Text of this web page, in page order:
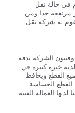
في حالة نقل
مرتفعه جدا ومن
به شركة نقل
الشركة بدقة
خبرة كبيرة في
القطع ويحافظ
الحساسة
العمالة الفنية